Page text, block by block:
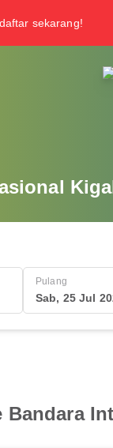
sekarang!
Pulang
Sab, 25 Jul